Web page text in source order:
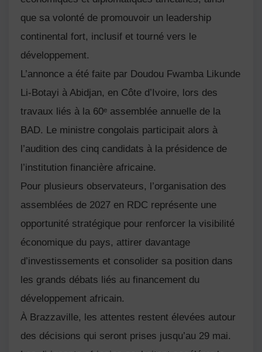
que sa volonté de promouvoir un leadership
continental fort, inclusif et tourné vers le
développement.
L’annonce a été faite par Doudou Fwamba Likunde
Li-Botayi à Abidjan, en Côte d’Ivoire, lors des
travaux liés à la 60ᵉ assemblée annuelle de la
BAD. Le ministre congolais participait alors à
l’audition des cinq candidats à la présidence de
l’institution financière africaine.
Pour plusieurs observateurs, l’organisation des
assemblées de 2027 en RDC représente une
opportunité stratégique pour renforcer la visibilité
économique du pays, attirer davantage
d’investissements et consolider sa position dans
les grands débats liés au financement du
développement africain.
À Brazzaville, les attentes restent élevées autour
des décisions qui seront prises jusqu’au 29 mai.